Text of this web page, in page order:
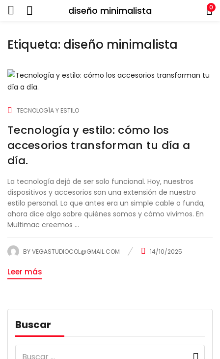
diseño minimalista 0
Etiqueta: diseño minimalista
Buscar
TECNOLOGÍA Y ESTILO
Tecnología y estilo: cómo los
accesorios transforman tu día a
día.
La tecnología dejó de ser solo funcional. Hoy, nuestros
dispositivos y accesorios son una extensión de nuestro
estilo personal. Lo que antes era un simple cable o funda,
ahora dice algo sobre quiénes somos y cómo vivimos. En
Multimac creemos ...
BYVEGASTUDIOCOL@GMAIL.COM 14/10/2025
Leer más